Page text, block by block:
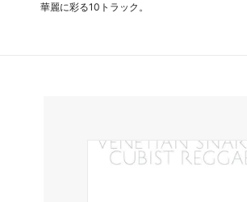
華麗に彩る10トラック。